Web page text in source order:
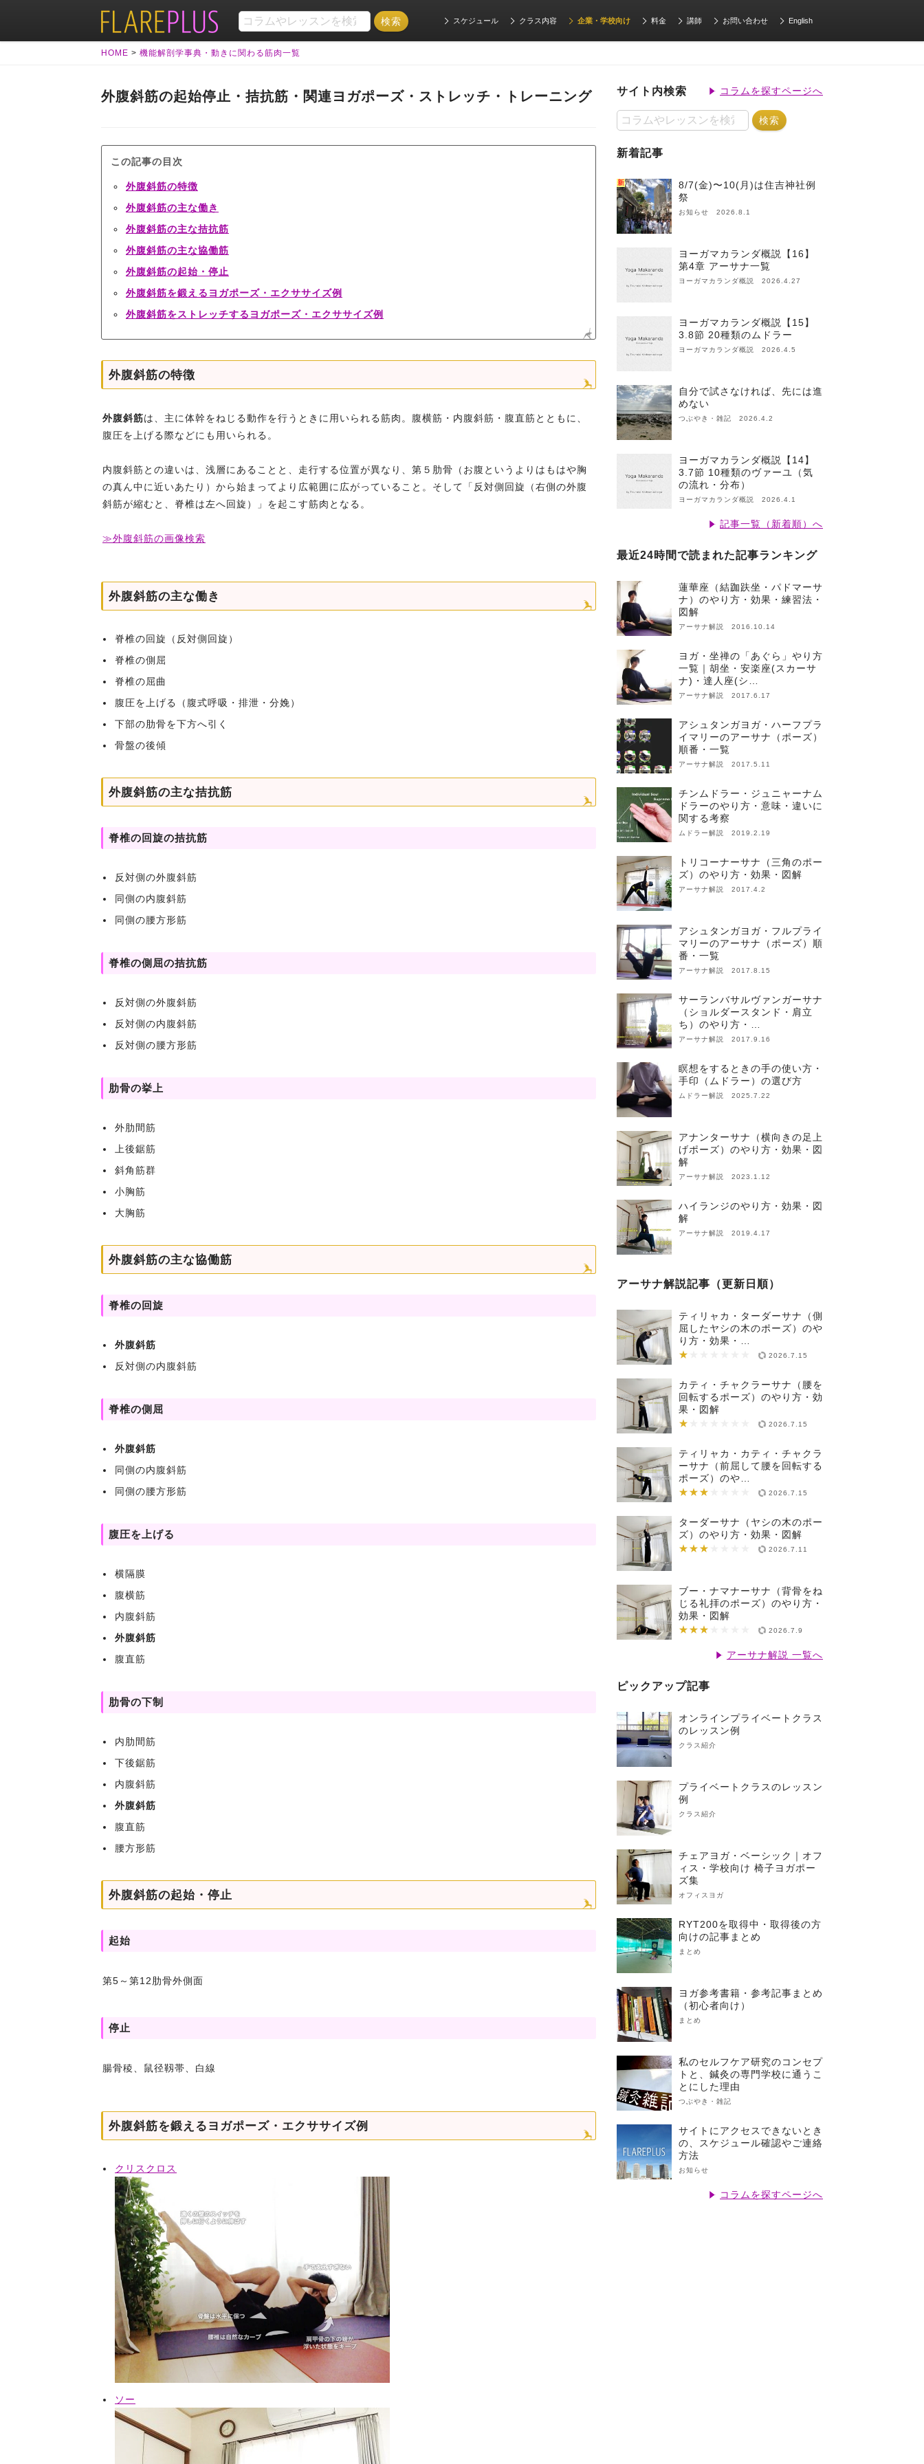
スケジュール クラス内容 企業・学校向け 料金 講師 お問い合わせ English
HOME > 機能解剖学事典・動きに関わる筋肉一覧
外腹斜筋の起始停止・拮抗筋・関連ヨガポーズ・ストレッチ・トレーニング
この記事の目次
外腹斜筋の特徴
外腹斜筋の主な働き
外腹斜筋の主な拮抗筋
外腹斜筋の主な協働筋
外腹斜筋の起始・停止
外腹斜筋を鍛えるヨガポーズ・エクササイズ例
外腹斜筋をストレッチするヨガポーズ・エクササイズ例
外腹斜筋の特徴
外腹斜筋は、主に体幹をねじる動作を行うときに用いられる筋肉。腹横筋・内腹斜筋・腹直筋とともに、
腹圧を上げる際などにも用いられる。
内腹斜筋との違いは、浅層にあることと、走行する位置が異なり、第５肋骨（お腹というよりはもはや胸
の真ん中に近いあたり）から始まってより広範囲に広がっていること。そして「反対側回旋（右側の外腹
斜筋が縮むと、脊椎は左へ回旋）」を起こす筋肉となる。
≫外腹斜筋の画像検索
外腹斜筋の主な働き
脊椎の回旋（反対側回旋）
脊椎の側屈
脊椎の屈曲
腹圧を上げる（腹式呼吸・排泄・分娩）
下部の肋骨を下方へ引く
骨盤の後傾
外腹斜筋の主な拮抗筋
脊椎の回旋の拮抗筋
反対側の外腹斜筋
同側の内腹斜筋
同側の腰方形筋
脊椎の側屈の拮抗筋
反対側の外腹斜筋
反対側の内腹斜筋
反対側の腰方形筋
肋骨の挙上
外肋間筋
上後鋸筋
斜角筋群
小胸筋
大胸筋
外腹斜筋の主な協働筋
脊椎の回旋
外腹斜筋
反対側の内腹斜筋
脊椎の側屈
外腹斜筋
同側の内腹斜筋
同側の腰方形筋
腹圧を上げる
横隔膜
腹横筋
内腹斜筋
外腹斜筋
腹直筋
肋骨の下制
内肋間筋
下後鋸筋
内腹斜筋
外腹斜筋
腹直筋
腰方形筋
外腹斜筋の起始・停止
起始
第5～第12肋骨外側面
停止
腸骨稜、鼠径靱帯、白線
外腹斜筋を鍛えるヨガポーズ・エクササイズ例
クリスクロス
ソー
サイト内検索 コラムを探すページへ
新着記事
新
8/7(金)〜10(月)は住吉神社例
祭
お知らせ 2026.8.1
ヨーガマカランダ概説【16】
第4章 アーサナ一覧
ヨーガマカランダ概説 2026.4.27
ヨーガマカランダ概説【15】
3.8節 20種類のムドラー
ヨーガマカランダ概説 2026.4.5
自分で試さなければ、先には進
めない
つぶやき・雑記 2026.4.2
ヨーガマカランダ概説【14】
3.7節 10種類のヴァーユ（気
の流れ・分布）
ヨーガマカランダ概説 2026.4.1
記事一覧（新着順）へ
最近24時間で読まれた記事ランキング
蓮華座（結跏趺坐・パドマーサ
ナ）のやり方・効果・練習法・
図解
アーサナ解説 2016.10.14
ヨガ・坐禅の「あぐら」やり方
一覧｜胡坐・安楽座(スカーサ
ナ)・達人座(シ…
アーサナ解説 2017.6.17
アシュタンガヨガ・ハーフプラ
イマリーのアーサナ（ポーズ）
順番・一覧
アーサナ解説 2017.5.11
チンムドラー・ジュニャーナム
ドラーのやり方・意味・違いに
関する考察
ムドラー解説 2019.2.19
トリコーナーサナ（三角のポー
ズ）のやり方・効果・図解
アーサナ解説 2017.4.2
アシュタンガヨガ・フルプライ
マリーのアーサナ（ポーズ）順
番・一覧
アーサナ解説 2017.8.15
サーランバサルヴァンガーサナ
（ショルダースタンド・肩立
ち）のやり方・…
アーサナ解説 2017.9.16
瞑想をするときの手の使い方・
手印（ムドラー）の選び方
ムドラー解説 2025.7.22
アナンターサナ（横向きの足上
げポーズ）のやり方・効果・図
解
アーサナ解説 2023.1.12
ハイランジのやり方・効果・図
解
アーサナ解説 2019.4.17
アーサナ解説記事（更新日順）
ティリャカ・ターダーサナ（側
屈したヤシの木のポーズ）のや
り方・効果・…
★
★★★★★★★ 2026.7.15
カティ・チャクラーサナ（腰を
回転するポーズ）のやり方・効
果・図解
★
★★★★★★★ 2026.7.15
ティリャカ・カティ・チャクラ
ーサナ（前屈して腰を回転する
ポーズ）のや…
★★★
★★★★★★★ 2026.7.15
ターダーサナ（ヤシの木のポー
ズ）のやり方・効果・図解
★★★
★★★★★★★ 2026.7.11
ブー・ナマナーサナ（背骨をね
じる礼拝のポーズ）のやり方・
効果・図解
★★★
★★★★★★★ 2026.7.9
アーサナ解説 一覧へ
ピックアップ記事
オンラインプライベートクラス
のレッスン例
クラス紹介
プライベートクラスのレッスン
例
クラス紹介
チェアヨガ・ベーシック｜オフ
ィス・学校向け 椅子ヨガポー
ズ集
オフィスヨガ
RYT200を取得中・取得後の方
向けの記事まとめ
まとめ
ヨガ参考書籍・参考記事まとめ
（初心者向け）
まとめ
私のセルフケア研究のコンセプ
トと、鍼灸の専門学校に通うこ
とにした理由
つぶやき・雑記
サイトにアクセスできないとき
の、スケジュール確認やご連絡
方法
お知らせ
コラムを探すページへ